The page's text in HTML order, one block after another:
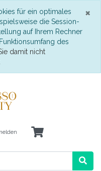
×
für ein optimales
die Session-
auf Ihrem Rechner
des
damit nicht